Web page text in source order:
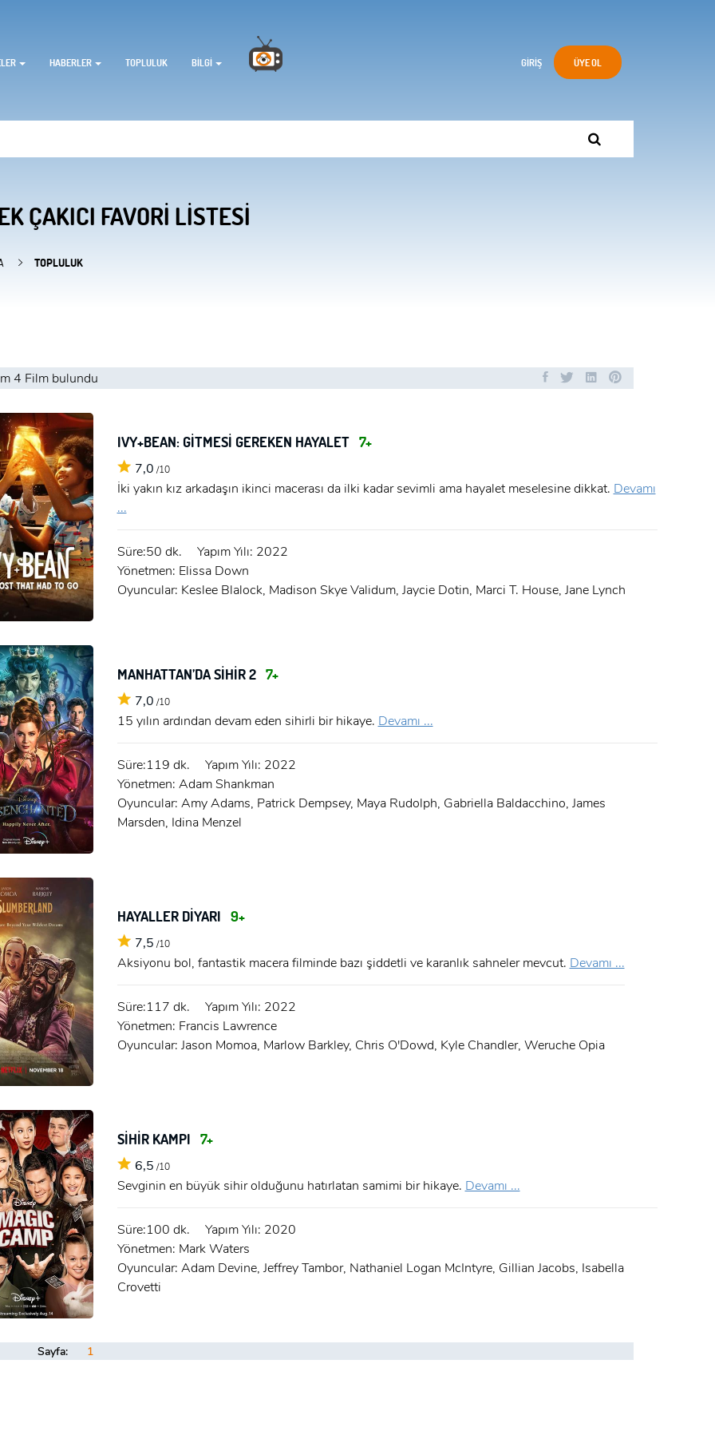
GIRIŞ YAP
E-Posta:
Şifre:
Beni Hatırla
GIRIŞ
ÜYE OL
Ad Soyad:
E-Posta:
Şifre:
ÜYE OL
HABERLER TOPLULUK BILGI GIRIŞ ÜYE OL
ÇAKICI FAVORI LISTESI
TOPLULUK
4 Film bulundu
IVY+BEAN: GİTMESİ GEREKEN HAYALET 7+
7,0 /10
İki yakın kız arkadaşın ikinci macerası da ilki kadar sevimli ama hayalet meselesine dikkat. Devamı
...
Süre:50 dk.
Yapım Yılı: 2022
Yönetmen: Elissa Down
Oyuncular: Keslee Blalock, Madison Skye Validum, Jaycie Dotin, Marci T. House, Jane Lynch
MANHATTAN’DA SİHİR 2 7+
7,0 /10
15 yılın ardından devam eden sihirli bir hikaye. Devamı ...
Süre:119 dk.
Yapım Yılı: 2022
Yönetmen: Adam Shankman
Oyuncular: Amy Adams, Patrick Dempsey, Maya Rudolph, Gabriella Baldacchino, James
Marsden, Idina Menzel
HAYALLER DİYARI 9+
7,5 /10
Aksiyonu bol, fantastik macera filminde bazı şiddetli ve karanlık sahneler mevcut. Devamı ...
Süre:117 dk.
Yapım Yılı: 2022
Yönetmen: Francis Lawrence
Oyuncular: Jason Momoa, Marlow Barkley, Chris O'Dowd, Kyle Chandler, Weruche Opia
SİHİR KAMPI 7+
6,5 /10
Sevginin en büyük sihir olduğunu hatırlatan samimi bir hikaye. Devamı ...
Süre:100 dk.
Yapım Yılı: 2020
Yönetmen: Mark Waters
Oyuncular: Adam Devine, Jeffrey Tambor, Nathaniel Logan McIntyre, Gillian Jacobs, Isabella
Crovetti
Sayfa: 1